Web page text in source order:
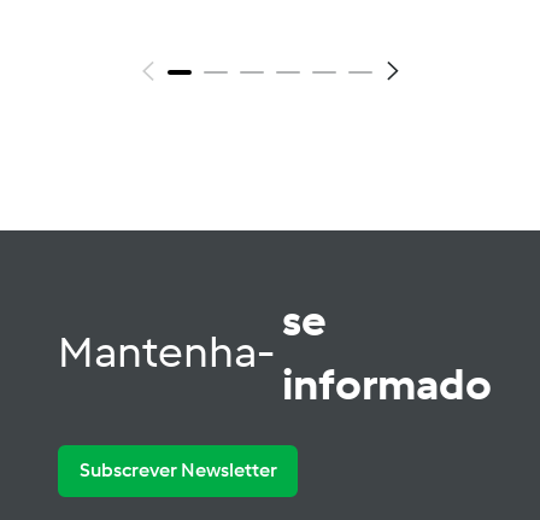
Mantenha-
se
informado
Subscrever Newsletter